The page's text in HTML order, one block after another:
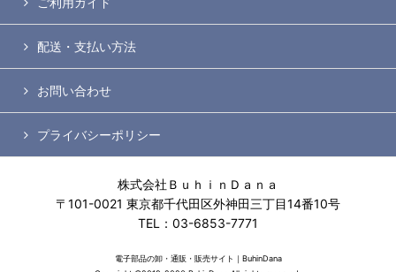
配送・支払い方法
お問い合わせ
プライバシーポリシー
株式会社ＢｕｈｉｎＤａｎａ
〒101-0021 東京都千代田区外神田三丁目14番10号
TEL：03-6853-7771
電子部品の卸・通販・販売サイト｜BuhinDana